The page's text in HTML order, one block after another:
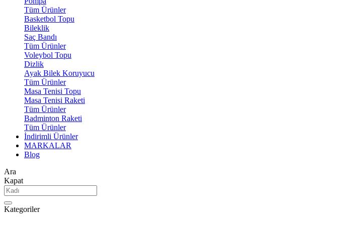
Tüm Ürünler
Basketbol Topu
Bileklik
Saç Bandı
Tüm Ürünler
Voleybol Topu
Dizlik
Ayak Bilek Koruyucu
Tüm Ürünler
Masa Tenisi Topu
Masa Tenisi Raketi
Tüm Ürünler
Badminton Raketi
Tüm Ürünler
İndirimli Ürünler
MARKALAR
Blog
Ara
Kapat
Kategoriler